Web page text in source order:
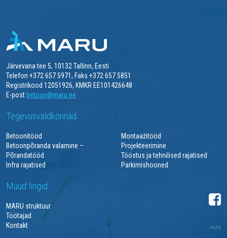
Järvevana tee 5, 10132 Tallinn, Eesti
Telefon +372 657 5971, Faks +372 657 5851
Registrikood 12051926, KMKR EE101426648
E-post betoon@maru.ee
Tegevusvaldkonnad
Betoonitööd
Montaažitööd
Betoonpõranda valamine –
Põrandatööd
Projekteerimine
Tööstus ja tehnilised rajatised
Infra rajatised
Parkimishooned
Muud lingid
MARU struktuur
Töötajad
Kontakt
AMA